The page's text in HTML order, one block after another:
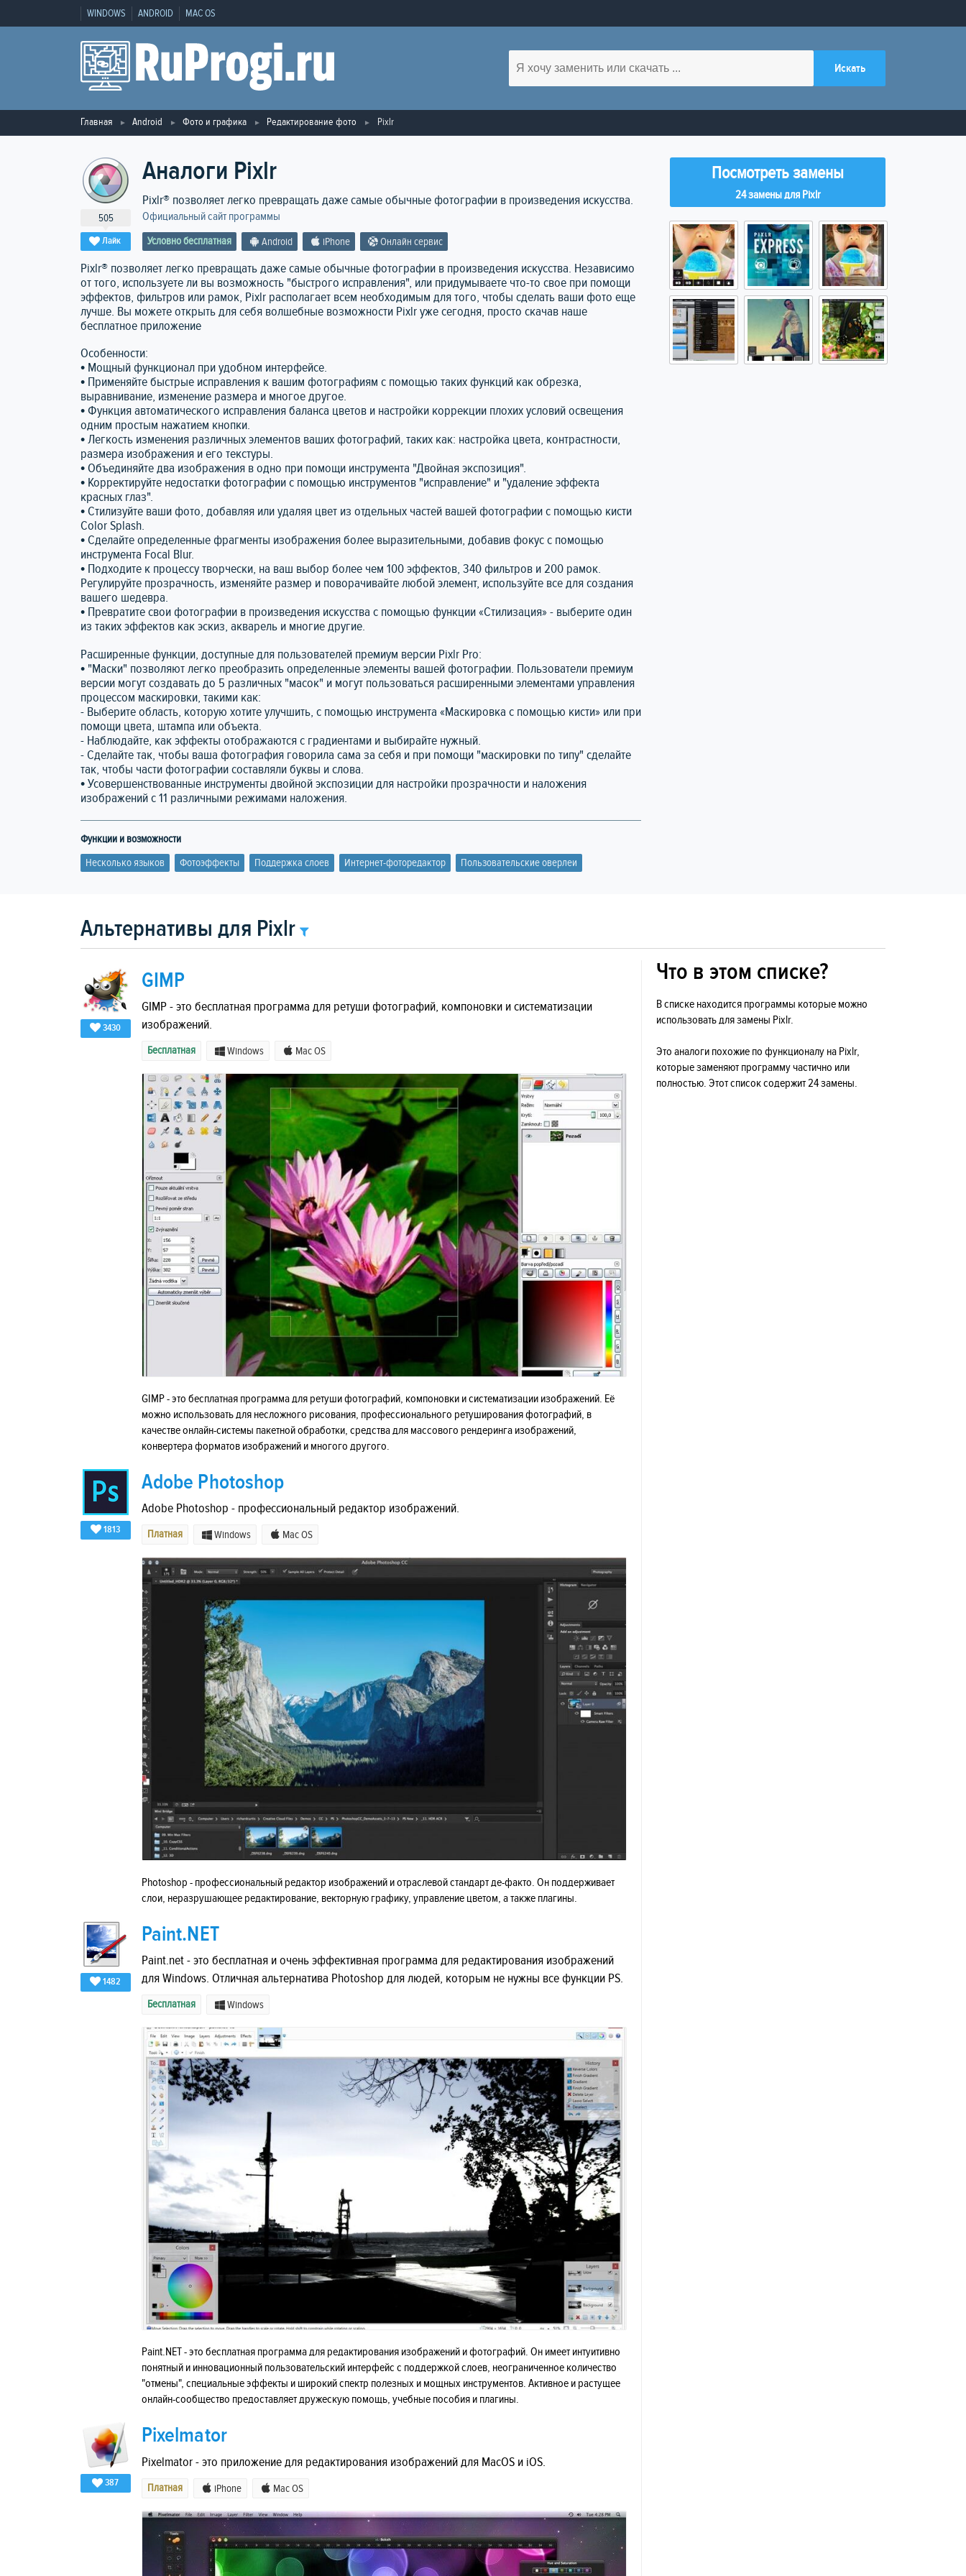
WINDOWS ANDROID MAC OS
Главная Android Фото и графика Редактирование фото Pixlr
505
Лайк
Аналоги Pixlr
Pixlr® позволяет легко превращать даже самые обычные фотографии в произведения искусства.
Официальный сайт программы
Условно бесплатная Android iPhone Онлайн сервис
Посмотреть замены
24 замены для Pixlr
Pixlr® позволяет легко превращать даже самые обычные фотографии в произведения искусства. Независимо
от того, используете ли вы возможность "быстрого исправления", или придумываете что-то свое при помощи
эффектов, фильтров или рамок, Pixlr располагает всем необходимым для того, чтобы сделать ваши фото еще
лучше. Вы можете открыть для себя волшебные возможности Pixlr уже сегодня, просто скачав наше
бесплатное приложение
Особенности:
• Мощный функционал при удобном интерфейсе.
• Применяйте быстрые исправления к вашим фотографиям с помощью таких функций как обрезка,
выравнивание, изменение размера и многое другое.
• Функция автоматического исправления баланса цветов и настройки коррекции плохих условий освещения
одним простым нажатием кнопки.
• Легкость изменения различных элементов ваших фотографий, таких как: настройка цвета, контрастности,
размера изображения и его текстуры.
• Объединяйте два изображения в одно при помощи инструмента "Двойная экспозиция".
• Корректируйте недостатки фотографии с помощью инструментов "исправление" и "удаление эффекта
красных глаз".
• Стилизуйте ваши фото, добавляя или удаляя цвет из отдельных частей вашей фотографии с помощью кисти
Color Splash.
• Сделайте определенные фрагменты изображения более выразительными, добавив фокус с помощью
инструмента Focal Blur.
• Подходите к процессу творчески, на ваш выбор более чем 100 эффектов, 340 фильтров и 200 рамок.
Регулируйте прозрачность, изменяйте размер и поворачивайте любой элемент, используйте все для создания
вашего шедевра.
• Превратите свои фотографии в произведения искусства с помощью функции «Стилизация» - выберите один
из таких эффектов как эскиз, акварель и многие другие.
Расширенные функции, доступные для пользователей премиум версии Pixlr Pro:
• "Маски" позволяют легко преобразить определенные элементы вашей фотографии. Пользователи премиум
версии могут создавать до 5 различных "масок" и могут пользоваться расширенными элементами управления
процессом маскировки, такими как:
- Выберите область, которую хотите улучшить, с помощью инструмента «Маскировка с помощью кисти» или при
помощи цвета, штампа или объекта.
- Наблюдайте, как эффекты отображаются с градиентами и выбирайте нужный.
- Сделайте так, чтобы ваша фотография говорила сама за себя и при помощи "маскировки по типу" сделайте
так, чтобы части фотографии составляли буквы и слова.
• Усовершенствованные инструменты двойной экспозиции для настройки прозрачности и наложения
изображений с 11 различными режимами наложения.
Функции и возможности
Несколько языков
Фотоэффекты Поддержка слоев Интернет-фоторедактор Пользовательские оверлеи
Альтернативы для Pixlr
3430
GIMP
GIMP - это бесплатная программа для ретуши фотографий, компоновки и систематизации
изображений.
Бесплатная Windows Mac OS
GIMP - это бесплатная программа для ретуши фотографий, компоновки и систематизации изображений. Её
можно использовать для несложного рисования, профессионального ретуширования фотографий, в
качестве онлайн-системы пакетной обработки, средства для массового рендеринга изображений,
конвертера форматов изображений и многого другого.
1813
Adobe Photoshop
Adobe Photoshop - профессиональный редактор изображений.
Платная Windows Mac OS
Photoshop - профессиональный редактор изображений и отраслевой стандарт де-факто. Он поддерживает
слои, неразрушающее редактирование, векторную графику, управление цветом, а также плагины.
1482
Paint.NET
Paint.net - это бесплатная и очень эффективная программа для редактирования изображений
для Windows. Отличная альтернатива Photoshop для людей, которым не нужны все функции PS.
Бесплатная Windows
Paint.NET - это бесплатная программа для редактирования изображений и фотографий. Он имеет интуитивно
понятный и инновационный пользовательский интерфейс с поддержкой слоев, неограниченное количество
"отмены", специальные эффекты и широкий спектр полезных и мощных инструментов. Активное и растущее
онлайн-сообщество предоставляет дружескую помощь, учебные пособия и плагины.
387
Pixelmator
Pixelmator - это приложение для редактирования изображений для MacOS и iOS.
Платная iPhone Mac OS
Что в этом списке?
В списке находится программы которые можно
использовать для замены Pixlr.
Это аналоги похожие по функционалу на Pixlr,
которые заменяют программу частично или
полностью. Этот список содержит 24 замены.